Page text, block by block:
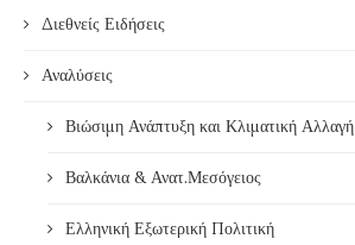
Διεθνείς Ειδήσεις
Αναλύσεις
Βιώσιμη Ανάπτυξη και Κλιματική Αλλαγή
Βαλκάνια & Ανατ.Μεσόγειος
Ελληνική Εξωτερική Πολιτική